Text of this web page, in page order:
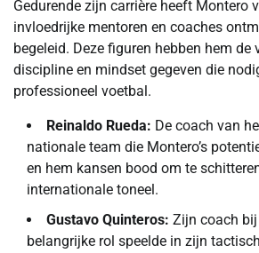
Gedurende zijn carrière heeft Montero
invloedrijke mentoren en coaches
begeleid. Deze figuren hebben hem de
discipline en mindset gegeven die
professioneel voetbal.
Reinaldo Rueda: De coach van
nationale team die Montero’s
en hem kansen bood om te
internationale toneel.
Gustavo Quinteros: Zijn coach bij
belangrijke rol speelde in zijn